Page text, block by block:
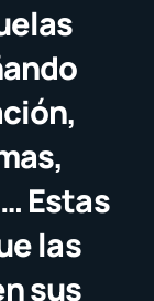
Estas
las
sus